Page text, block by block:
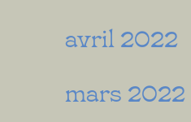
avril 2022
mars 2022